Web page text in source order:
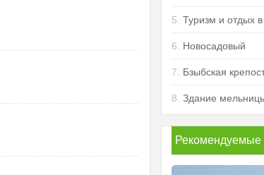
5. Туризм и отдых
6. Новосадовый
7. Бзыбская
8. Здание
Рекомендуемые